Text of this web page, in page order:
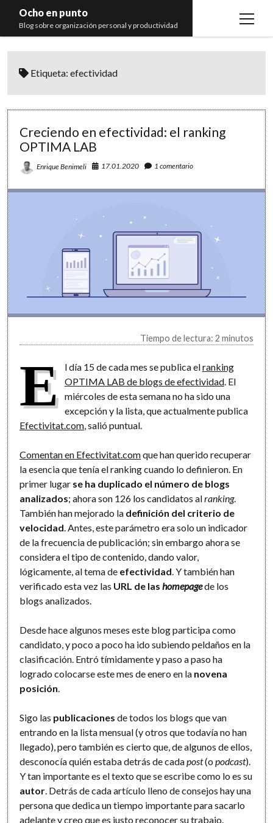
Ocho en punto
Blog sobre organización personal y productividad
open
Libros
Etiqueta:efectividad
Creciendo en efectividad: el ranking
OPTIMA LAB
Enrique Benimeli 17.01.2020 1 comentario
Tiempo de lectura: 2 minutos
E l día 15 de cada mes se publica elranking
OPTIMA LAB de blogs de efectividad. El
miércoles de esta semana no ha sido una
excepción y la lista, que actualmente publica
Efectivitat.com , salió puntual.
Comentan en Efectivitat.comque han querido recuperar
la esencia que tenía el ranking cuando lo definieron. En
primer lugar se ha duplicado el número de blogs
analizados; ahora son 126 los candidatos alranking.
También han mejorado la definición del criterio de
velocidad . Antes, este parámetro era solo un indicador
de la frecuencia de publicación; sin embargo ahora se
considera el tipo de contenido, dando valor,
lógicamente, al tema de efectividad . Y también han
verificado esta vez las URL de las homepagede los
blogs analizados.
Desde hace algunos meses este blog participa como
candidato, y poco a poco ha ido subiendo peldaños en la
clasificación. Entró tímidamente y paso a paso ha
logrado colocarse este mes de enero en la novena
posición
Sigo las publicaciones de todos los blogs que van
entrando en la lista mensual (y otros que todavía no han
llegado), pero también es cierto que, de algunos de ellos,
desconocía quién estaba detrás de cadapost(opodcast).
Y tan importante es el texto que se escribe como lo es su
autor . Detrás de cada artículo lleno de consejos hay una
persona que dedica un tiempo importante para sacarlo
adelante y creo que es justo reconocer su trabajo.